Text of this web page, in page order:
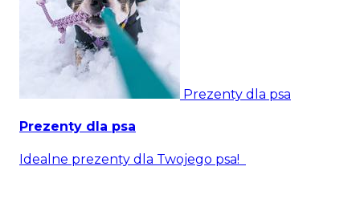
Prezenty dla psa
Prezenty dla psa
Idealne prezenty dla Twojego psa!